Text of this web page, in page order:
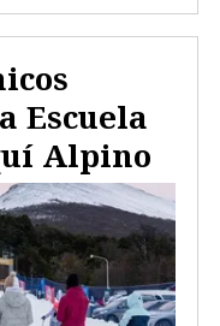
Escuela
Alpino